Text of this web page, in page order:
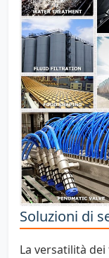
Soluzioni di
La versatilità